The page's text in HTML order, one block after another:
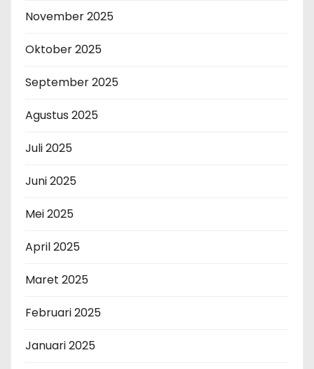
November 2025
Oktober 2025
September 2025
Agustus 2025
Juli 2025
Juni 2025
Mei 2025
April 2025
Maret 2025
Februari 2025
Januari 2025